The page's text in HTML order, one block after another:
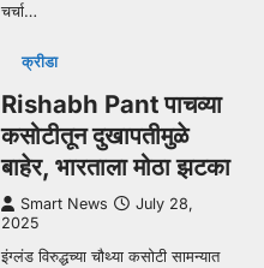
चर्चा…
क्रीडा
Rishabh Pant पाचव्या
कसोटीतून दुखापतीमुळे
बाहेर, भारताला मोठा झटका
Smart News
July 28,
2025
इंग्लंड विरुद्धच्या चौथ्या कसोटी सामन्यात